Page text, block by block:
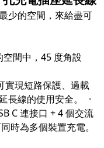
少的空間，來給盡可
空間中，45 度角設
實現短路保護、過載
長線的使用安全。 ·
C 連接口 + 4 個交流
時為多個裝置充電。